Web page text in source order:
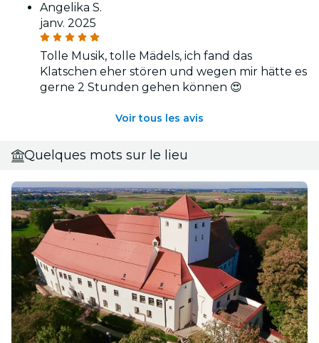
Angelika S.
janv. 2025
Tolle Musik, tolle Mädels, ich fand das
Klatschen eher stören und wegen mir hätte es
gerne 2 Stunden gehen können 😍
Voir tous les avis
Quelques mots sur le lieu